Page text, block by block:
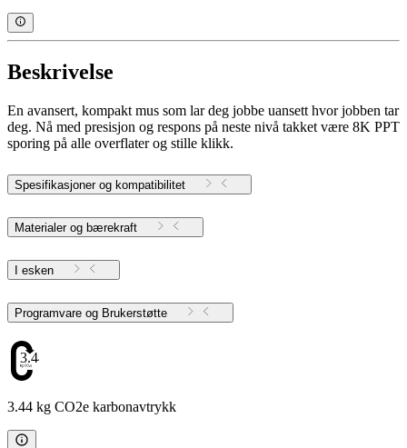
Beskrivelse
En avansert, kompakt mus som lar deg jobbe uansett hvor jobben tar
deg. Nå med presisjon og respons på neste nivå takket være 8K PPT
sporing på alle overflater og stille klikk.
Spesifikasjoner og kompatibilitet
Materialer og bærekraft
I esken
Programvare og Brukerstøtte
3.44
3.44 kg CO2e karbonavtrykk